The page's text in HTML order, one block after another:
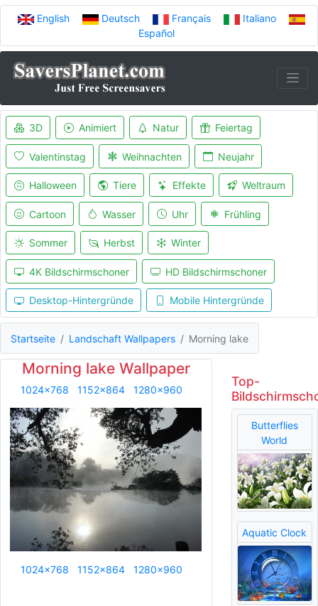
English Deutsch Français
Italiano
Español
3D Animiert Natur Feiertag
Valentinstag Weihnachten Neujahr
Halloween Tiere Effekte Weltraum
Cartoon Wasser Uhr Frühling
Sommer Herbst Winter
4K Bildschirmschoner HD Bildschirmschoner
Desktop-Hintergründe Mobile Hintergründe
Startseite Landschaft Wallpapers Morning lake
Morning lake Wallpaper
1024x768 1152x864 1280x960
1024x768 1152x864 1280x960
Top-
Butterflies
World
Aquatic Clock